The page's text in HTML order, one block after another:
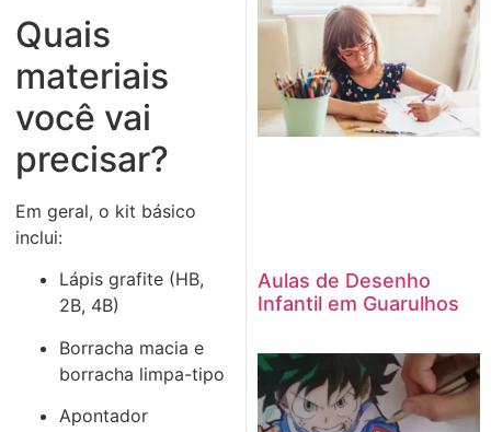
Quais
materiais
você vai
precisar?
Em geral, o kit básico
inclui:
Lápis grafite (HB,
2B, 4B)
Borracha macia e
borracha limpa-tipo
Apontador
Aulas de Desenho
Infantil em Guarulhos